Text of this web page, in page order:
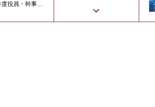
度役員・幹事は